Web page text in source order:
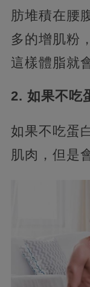
肪堆積在腰
多的增肌粉
這樣體脂就
2. 如果不吃
如果不吃蛋
肌肉，但是